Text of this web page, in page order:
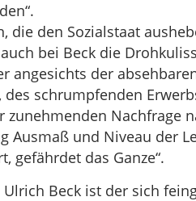
die den Sozialstaat
bei Beck die
angesichts der
des schrumpfenden
zunehmenden Nachfrage
Ausmaß und Niveau der
gefährdet das Ganze“.
Beck ist der sich